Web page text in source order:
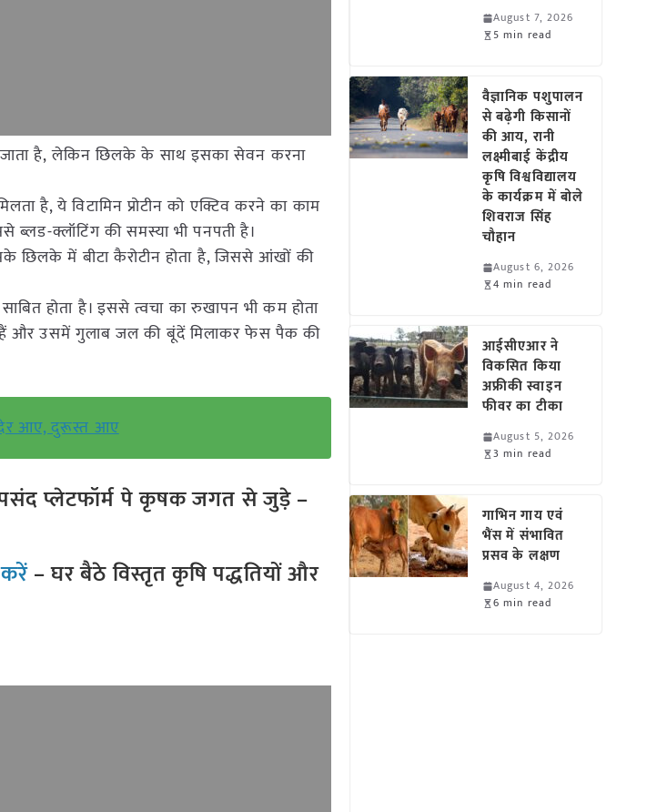
है, लेकिन छिलके के साथ इसका सेवन करना
है, ये विटामिन प्रोटीन को एक्टिव करने का काम
क्लॉटिंग की समस्या भी पनपती है।
छिलके में बीटा कैरोटीन होता है, जिससे आंखों की
होता है। इससे त्वचा का रुखापन भी कम होता
हैं और उसमें गुलाब जल की बूंदें मिलाकर फेस पैक की
देर आए, दुरूस्त आए
प्लेटफॉर्म पे कृषक जगत से जुड़े –
– घर बैठे विस्तृत कृषि पद्धतियों और
August 7, 2026
5 min read
वैज्ञानिक पशुपालन
से बढ़ेगी किसानों
की आय, रानी
लक्ष्मीबाई केंद्रीय
कृषि विश्वविद्यालय
के कार्यक्रम में बोले
शिवराज सिंह
चौहान
August 6, 2026
4 min read
आईसीएआर ने
विकसित किया
अफ्रीकी स्वाइन
फीवर का टीका
August 5, 2026
3 min read
गाभिन गाय एवं
भैंस में संभावित
प्रसव के लक्षण
August 4, 2026
6 min read